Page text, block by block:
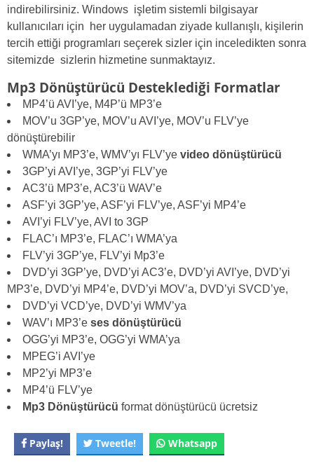
indirebilirsiniz. Windows işletim sistemli bilgisayar
kullanıcıları için her uygulamadan ziyade kullanışlı, kişilerin
tercih ettiği programları seçerek sizler için inceledikten sonra
sitemizde sizlerin hizmetine sunmaktayız.
Mp3 Dönüştürücü Desteklediği Formatlar
MP4’ü AVI’ye, M4P’ü MP3’e
MOV’u 3GP’ye, MOV’u AVI’ye, MOV’u FLV’ye
dönüştürebilir
WMA’yı MP3’e, WMV’yı FLV’ye video dönüştürücü
3GP’yi AVI’ye, 3GP’yi FLV’ye
AC3’ü MP3’e, AC3’ü WAV’e
ASF’yi 3GP’ye, ASF’yi FLV’ye, ASF’yi MP4’e
AVI’yi FLV’ye, AVI to 3GP
FLAC’ı MP3’e, FLAC’ı WMA’ya
FLV’yi 3GP’ye, FLV’yi Mp3’e
DVD’yi 3GP’ye, DVD’yi AC3’e, DVD’yi AVI’ye, DVD’yi
MP3’e, DVD’yi MP4’e, DVD’yi MOV’a, DVD’yi SVCD’ye,
DVD’yi VCD’ye, DVD’yi WMV’ya
WAV’ı MP3’e ses dönüştürücü
OGG’yi MP3’e, OGG’yi WMA’ya
MPEG’i AVI’ye
MP2’yi MP3’e
MP4’ü FLV’ye
Mp3 Dönüştürücü format dönüştürücü ücretsiz
Paylaş! Tweetle! Whatsapp